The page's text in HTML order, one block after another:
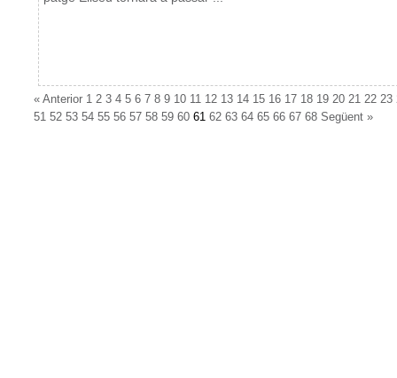
« Anterior 1 2 3 4 5 6 7 8 9 10 11 12 13 14 15 16 17 18 19 20 21 22 23
51 52 53 54 55 56 57 58 59 6061 62 63 64 65 66 67 68 Següent »